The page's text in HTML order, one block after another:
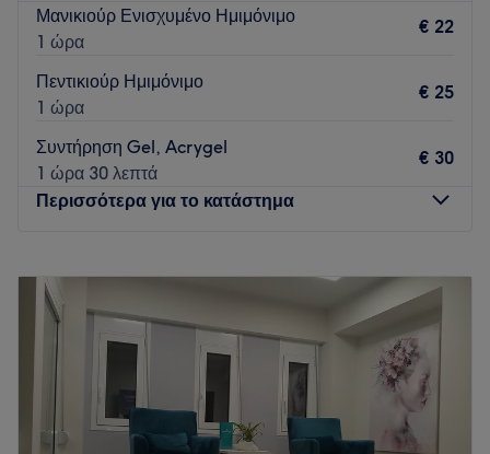
Μανικιούρ Ενισχυμένο Ημιμόνιμο
1 ώρα
€ 22
Πεντικιούρ Ημιμόνιμο
1 ώρα
€ 25
Συντήρηση Gel, Acrygel
1 ώρα 30 λεπτά
€ 30
Περισσότερα για το κατάστημα
10:00 –20:00
Τετάρτη
10:00–20:00
Πέμπτη
10:00 –20:00
Παρασκευή
–20:00
Σάββατο
17:00
Κυριακή
Κλειστό